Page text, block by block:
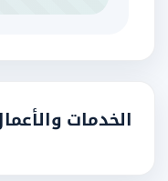
الخدمات والأعمال